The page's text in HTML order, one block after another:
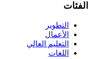
الفئات
التطوير
الأعمال
التعليم العالي
اللغات